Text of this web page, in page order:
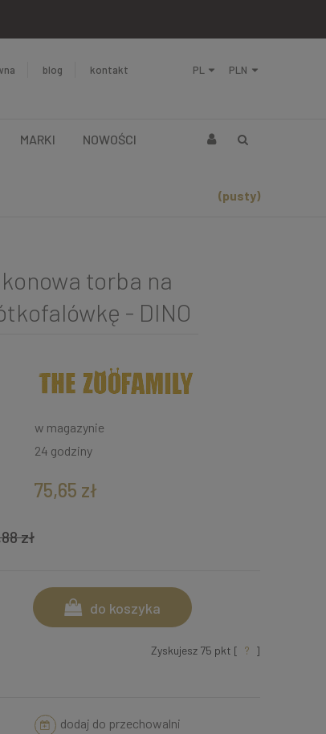
blog kontakt
MARKI NOWOŚCI
(pusty)
torba na
- DINO
w magazynie
24 godziny
75,65 zł
zł
do koszyka
Zyskujesz 75 pkt [ ? ]
dodaj do przechowalni